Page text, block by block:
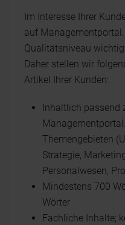
Im Interesse Ihrer
auf
Qualitätsniveau wichtig.
Daher stellen wir
Artikel Ihrer Kunden:
Inhaltlich passend
Themengebieten
Strategie,
Personalwesen,
Mindestens 700
Wörter
Fachliche Inhalte;